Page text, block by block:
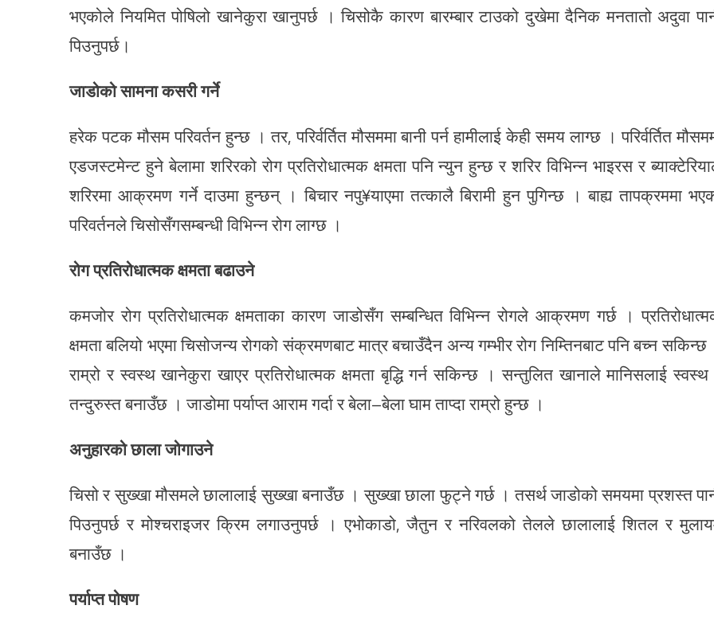
भएकोले नियमित पोषिलो खानेकुरा खानुपर्छ । चिसोकै कारण बारम्बार टाउको दुखेमा दैनिक मनतातो अदुवा
पिउनुपर्छ।
जाडोको सामना कसरी गर्ने
हरेक पटक मौसम परिवर्तन हुन्छ । तर, परिर्वर्तित मौसममा बानी पर्न हामीलाई केही समय लाग्छ । परिर्वर्तित
एडजस्टमेन्ट हुने बेलामा शरिरको रोग प्रतिरोधात्मक क्षमता पनि न्युन हुन्छ र शरिर विभिन्न भाइरस र
शरिरमा आक्रमण गर्ने दाउमा हुन्छन् । बिचार नपु¥याएमा तत्कालै बिरामी हुन पुगिन्छ । बाह्य तापक्रममा
परिवर्तनले चिसोसँगसम्बन्धी विभिन्न रोग लाग्छ ।
रोग प्रतिरोधात्मक क्षमता बढाउने
कमजोर रोग प्रतिरोधात्मक क्षमताका कारण जाडोसँग सम्बन्धित विभिन्न रोगले आक्रमण गर्छ ।
क्षमता बलियो भएमा चिसोजन्य रोगको संक्रमणबाट मात्र बचाउँदैन अन्य गम्भीर रोग निम्तिनबाट पनि बच्न सकिन्छ
राम्रो र स्वस्थ खानेकुरा खाएर प्रतिरोधात्मक क्षमता बृद्धि गर्न सकिन्छ । सन्तुलित खानाले मानिसलाई
तन्दुरुस्त बनाउँछ । जाडोमा पर्याप्त आराम गर्दा र बेला–बेला घाम ताप्दा राम्रो हुन्छ ।
अनुहारको छाला जोगाउने
चिसो र सुख्खा मौसमले छालालाई सुख्खा बनाउँछ । सुख्खा छाला फुट्ने गर्छ । तसर्थ जाडोको समयमा प्रशस्त
पिउनुपर्छ र मोश्चराइजर क्रिम लगाउनुपर्छ । एभोकाडो, जैतुन र नरिवलको तेलले छालालाई शितल र
बनाउँछ ।
पर्याप्त पोषण